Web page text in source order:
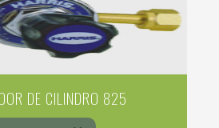
DE CILINDRO 825